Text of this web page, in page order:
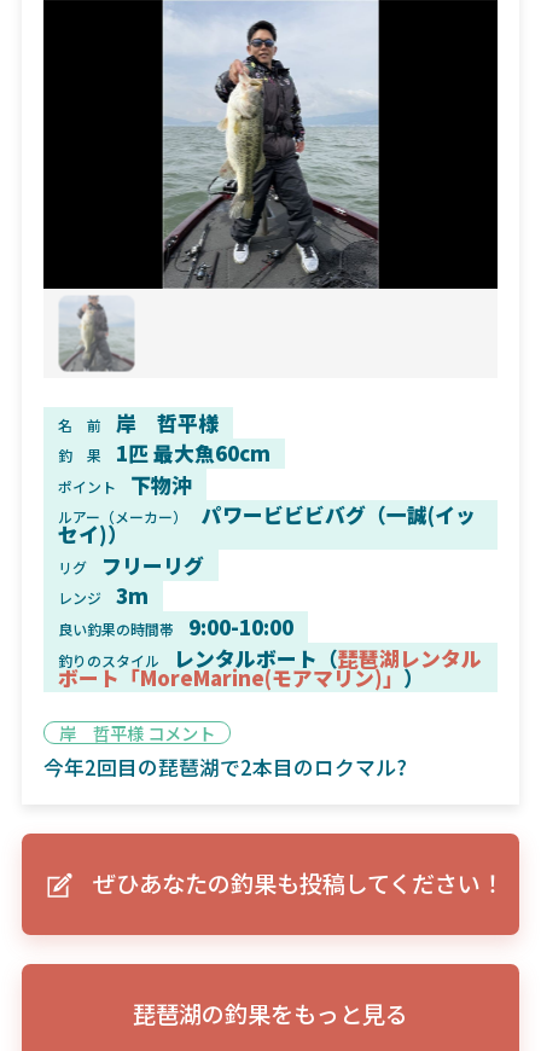
名 前 岸 哲平様
釣 果 1匹 最大魚60cm
ポイント 下物沖
ルアー（メーカー） パワービビビバグ（一誠(イッ
セイ)）
リグ フリーリグ
レンジ 3m
良い釣果の時間帯 9:00-10:00
釣りのスタイル レンタルボート（琵琶湖レンタル
ボート「MoreMarine(モアマリン)」 ）
岸 哲平様 コメント
今年2回目の琵琶湖で2本目のロクマル?
ぜひあなたの釣果も投稿してください！
琵琶湖の釣果をもっと見る